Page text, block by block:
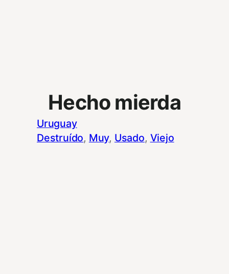
Hecho mierda
Uruguay
Destruído, Muy, Usado, Viejo